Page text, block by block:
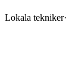
Lokala tekniker·